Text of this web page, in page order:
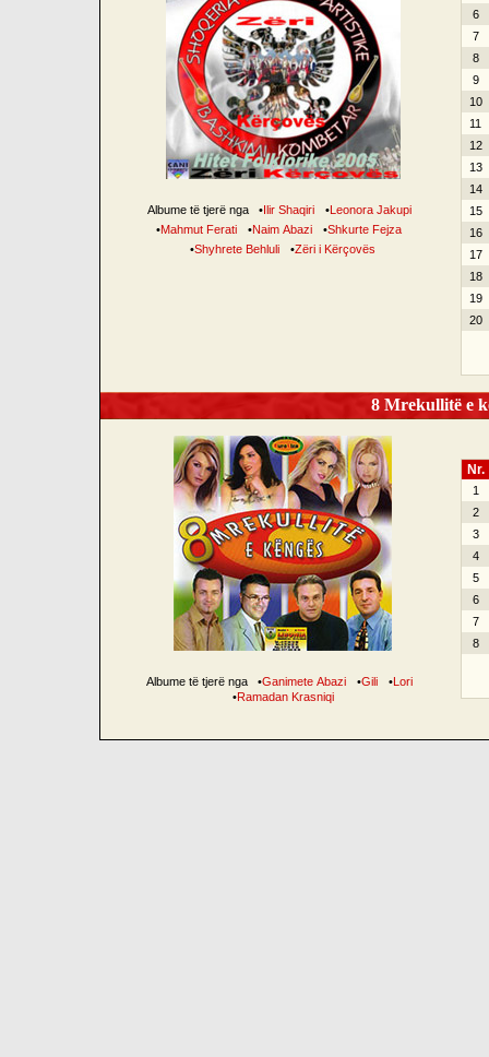
Albume të tjerë nga •Ilir Shaqiri •Leonora Jakupi
•Mahmut Ferati •Naim Abazi •Shkurte Fejza
•Shyhrete Behluli •Zëri i Kërçovës
6
7
8
9
10
11
12
13
14
15
16
17
18
19
20
8 Mrekullitë e
Albume të tjerë nga •Ganimete Abazi •Gili •Lori
•Ramadan Krasniqi
Nr.
1
2
3
4
5
6
7
8